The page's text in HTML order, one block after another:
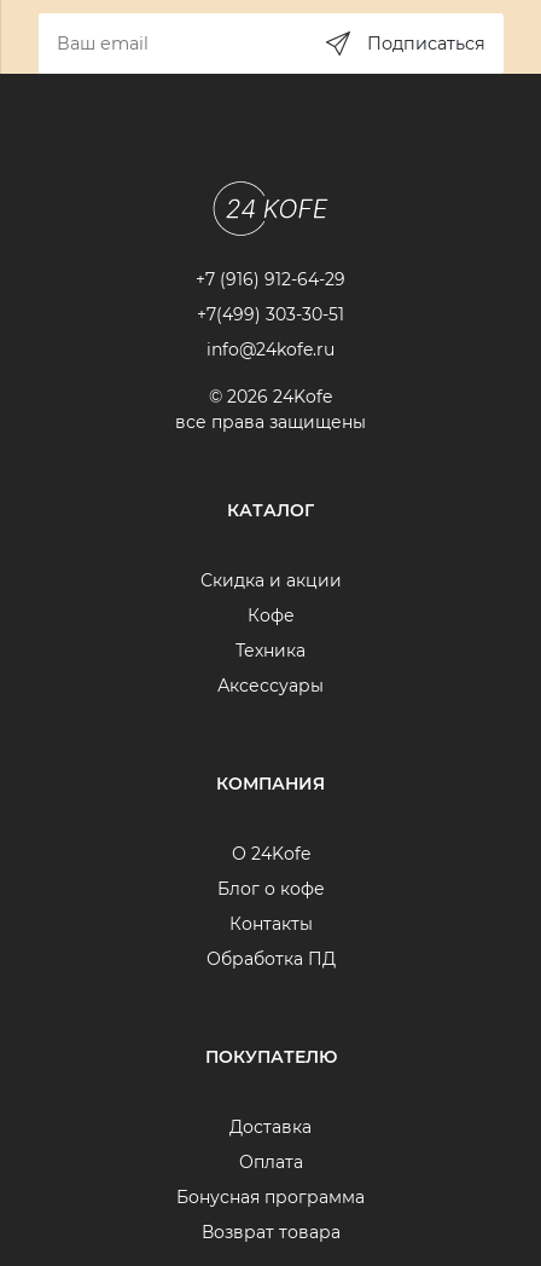
Подписаться
+7 (916) 912-64-29
+7(499) 303-30-51
info@24kofe.ru
© 2026 24Kofe
все права защищены
КАТАЛОГ
Скидка и акции
Кофе
Техника
Аксессуары
КОМПАНИЯ
О 24Kofe
Блог о кофе
Контакты
Обработка ПД
ПОКУПАТЕЛЮ
Доставка
Оплата
Бонусная программа
Возврат товара